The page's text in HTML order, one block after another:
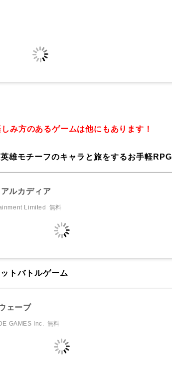
み方のあるゲームは他にもあります！
雄モチーフのキャラと旅をするお手軽RPG
ルカディア
Limited 無料
トバトルゲーム
ェーブ
GAMES Inc. 無料